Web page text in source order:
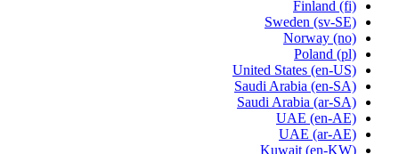
Finland (fi)
Sweden (sv-SE)
Norway (no)
Poland (pl)
United States (en-US)
Saudi Arabia (en-SA)
Saudi Arabia (ar-SA)
UAE (en-AE)
UAE (ar-AE)
Kuwait (en-KW)